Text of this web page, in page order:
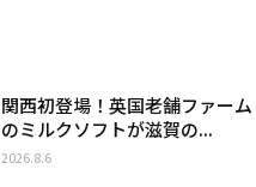
関西初登場！英国老舗ファーム
のミルクソフトが滋賀の...
2026.8.6